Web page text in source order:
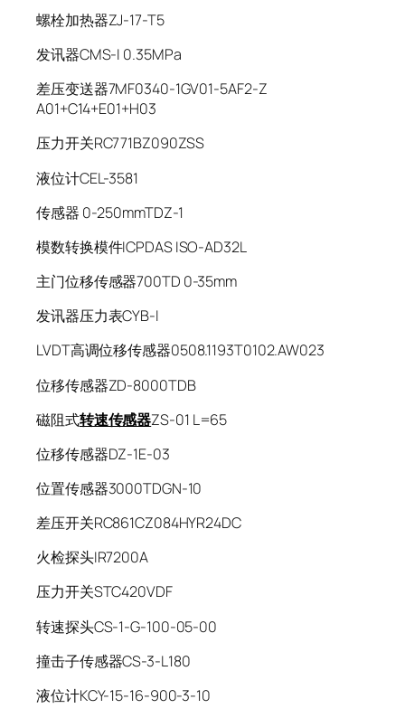
螺栓加热器ZJ-17-T5
发讯器CMS-I 0.35MPa
差压变送器7MF0340-1GV01-5AF2-Z
A01+C14+E01+H03
压力开关RC771BZ090ZSS
液位计CEL-3581
传感器 0-250mmTDZ-1
模数转换模件ICPDAS ISO-AD32L
主门位移传感器700TD 0-35mm
发讯器压力表CYB-I
LVDT高调位移传感器0508.1193T0102.AW023
位移传感器ZD-8000TDB
磁阻式转速传感器ZS-01 L=65
位移传感器DZ-1E-03
位置传感器3000TDGN-10
差压开关RC861CZ084HYR24DC
火检探头IR7200A
压力开关STC420VDF
转速探头CS-1-G-100-05-00
撞击子传感器CS-3-L180
液位计KCY-15-16-900-3-10